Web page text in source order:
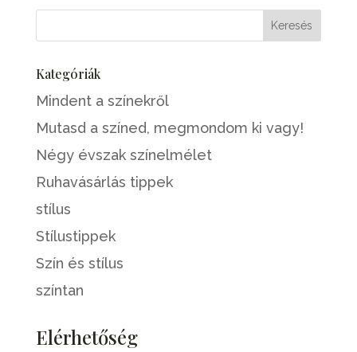
Kategóriák
Mindent a színekről
Mutasd a színed, megmondom ki vagy!
Négy évszak színelmélet
Ruhavásárlás tippek
stílus
Stílustippek
Szín és stílus
színtan
Elérhetőség